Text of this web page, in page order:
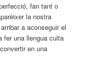
fan tant o
la nostra
a aconseguir el
fer una llengua culta
en una